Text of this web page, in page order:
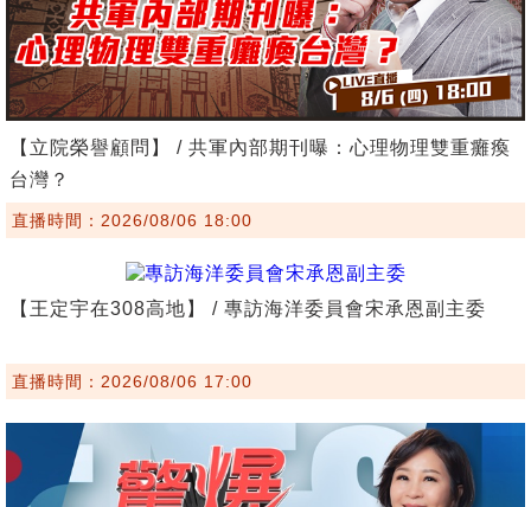
【立院榮譽顧問】 / 共軍內部期刊曝：心理物理雙重癱瘓
台灣？
直播時間：2026/08/06 18:00
【王定宇在308高地】 / 專訪海洋委員會宋承恩副主委
直播時間：2026/08/06 17:00